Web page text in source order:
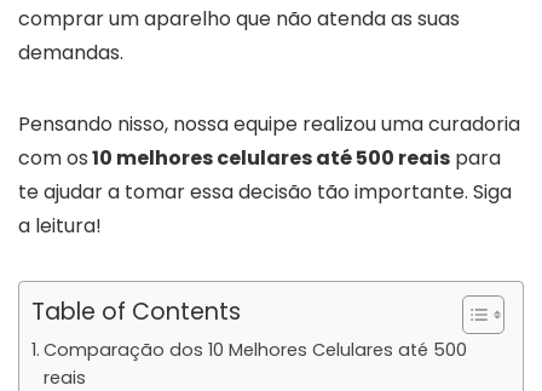
comprar um aparelho que não atenda as suas
demandas.
Pensando nisso, nossa equipe realizou uma curadoria
com os10 melhores celulares até 500 reais para
te ajudar a tomar essa decisão tão importante. Siga
a leitura!
Table of Contents
Comparação dos 10 Melhores Celulares até 500
reais